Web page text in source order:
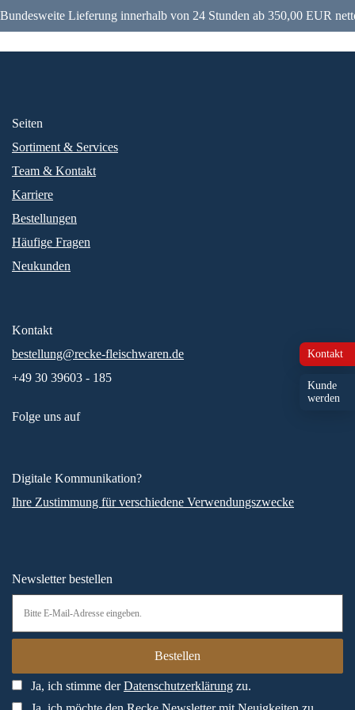
Bundesweite Lieferung innerhalb von 24 Stunden ab 350,00 EUR
Kontakt
Kunde
werden
Seiten
Sortiment & Services
Team & Kontakt
Karriere
Bestellungen
Häufige Fragen
Neukunden
Kontakt
bestellung@recke-fleischwaren.de
+49 30 39603 - 185
Folge uns auf
Digitale Kommunikation?
Ihre Zustimmung für verschiedene Verwendungszwecke
Newsletter bestellen
Ja, ich stimme derDatenschutzerklärung zu.